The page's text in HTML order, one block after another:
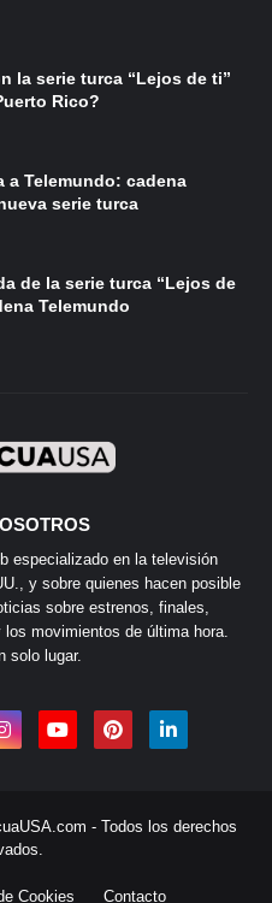
la serie turca “Lejos de ti”
Rico?
a Telemundo: cadena
serie turca
de la serie turca “Lejos de
Telemundo
especializado en la televisión
y sobre quienes hacen posible
sobre estrenos, finales,
movimientos de última hora.
solo lugar.
- Todos los derechos
Cookies Contacto